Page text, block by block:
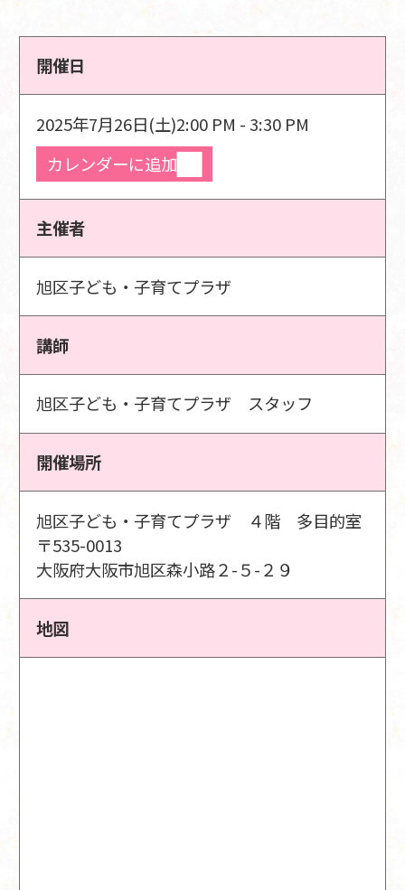
開催日
2025年7月26日(土)2:00 PM - 3:30 PM
カレンダーに追加
主催者
旭区子ども・子育てプラザ
講師
旭区子ども・子育てプラザ スタッフ
開催場所
旭区子ども・子育てプラザ ４階 多目的室
〒535-0013
大阪府大阪市旭区森小路２-５-２９
地図